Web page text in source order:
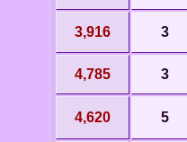
3
3,916
3
4,785
5
4,620